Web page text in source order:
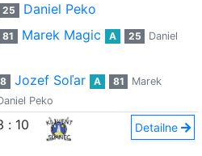
25 Daniel Peko
81 Marek Magic A 25
Daniel
8 Jozef Soľar A 81
Marek
Peko
: 10 Detailne